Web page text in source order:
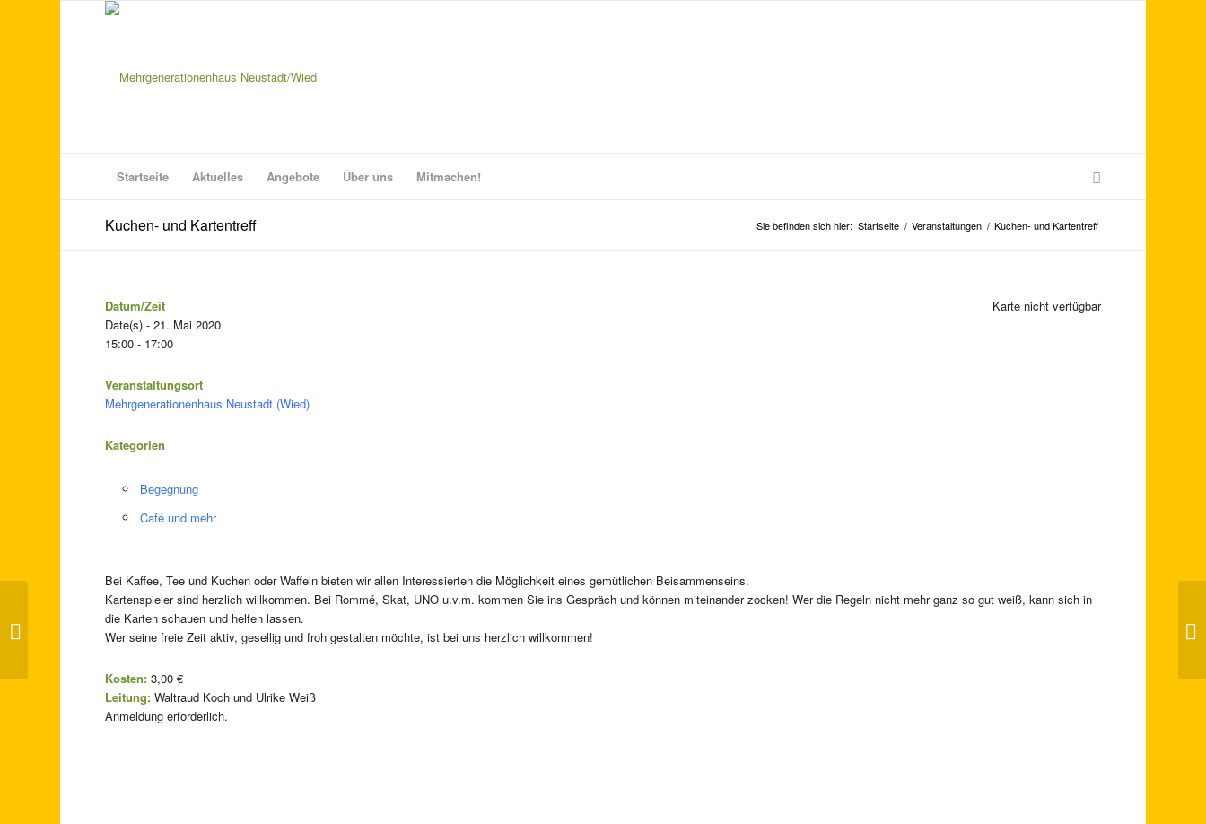
Startseite Aktuelles Angebote Über uns Mitmachen!
Kuchen- und Kartentreff Sie befinden sich hier: Startseite / Veranstaltungen / Kuchen- und Kartentreff
Karte nicht verfügbar
Datum/Zeit
Date(s) - 21. Mai 2020
15:00 - 17:00
Veranstaltungsort
Mehrgenerationenhaus Neustadt (Wied)
Kategorien
Begegnung
Café und mehr
Bei Kaffee, Tee und Kuchen oder Waffeln bieten wir allen Interessierten die Möglichkeit eines gemütlichen Beisammenseins.
Kartenspieler sind herzlich willkommen. Bei Rommé, Skat, UNO u.v.m. kommen Sie ins Gespräch und können miteinander zocken! Wer die Regeln nicht mehr ganz so gut weiß, kann sich in
die Karten schauen und helfen lassen.
Wer seine freie Zeit aktiv, gesellig und froh gestalten möchte, ist bei uns herzlich willkommen!
Kosten:3,00 €
Leitung:Waltraud Koch und Ulrike Weiß
Anmeldung erforderlich.